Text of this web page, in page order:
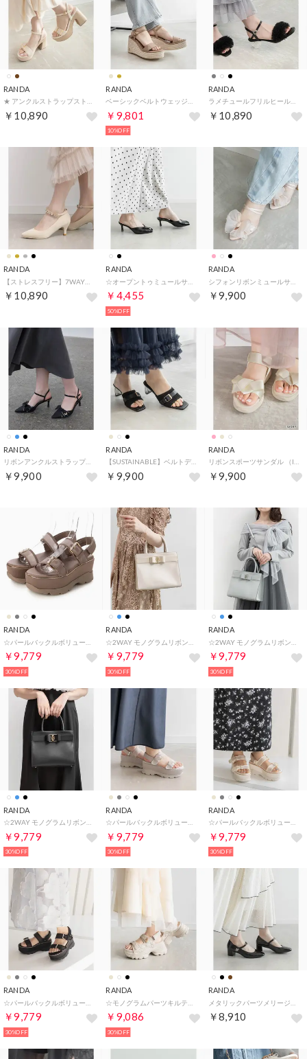
RANDA
￥10,890
RANDA
￥9,801
10%OFF
RANDA
ラメチュールフリルヒールコンシャスサンダル （BLACK）
￥10,890
RANDA
￥10,890
RANDA
￥4,455
50%OFF
RANDA
シフォンリボンミュールサンダル （PINK）
￥9,900
RANDA
￥9,900
RANDA
￥9,900
RANDA
￥9,900
RANDA
￥9,779
30%OFF
RANDA
￥9,779
30%OFF
RANDA
￥9,779
30%OFF
RANDA
￥9,779
30%OFF
RANDA
￥9,779
30%OFF
RANDA
￥9,779
30%OFF
RANDA
￥9,779
30%OFF
RANDA
￥9,086
30%OFF
RANDA
￥8,910